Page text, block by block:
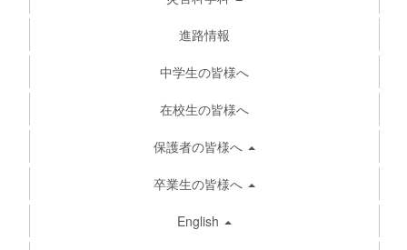
進路情報
中学生の皆様へ
在校生の皆様へ
保護者の皆様へ
卒業生の皆様へ
English